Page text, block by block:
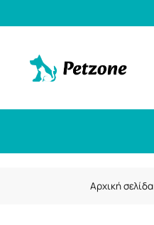
Αρχική σελίδα